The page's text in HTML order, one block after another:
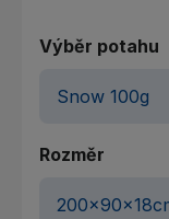
Výběr potahu
Rozměr